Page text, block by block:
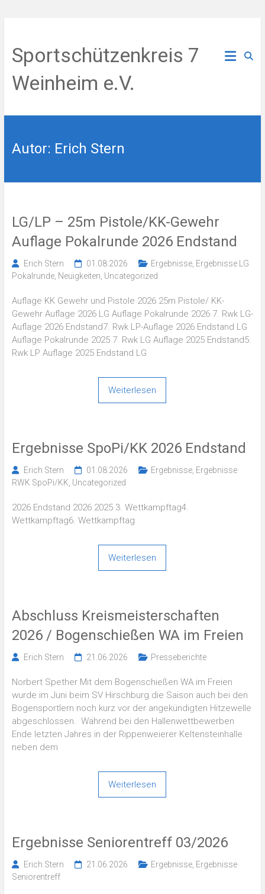
springen
Sportschützenkreis 7
Weinheim e.V.
Autor: Erich Stern
LG/LP – 25m Pistole/KK-Gewehr
Auflage Pokalrunde 2026 Endstand
Erich Stern 01.08.2026 Ergebnisse, Ergebnisse LG
Pokalrunde, Neuigkeiten Uncategorized
Auflage KK Gewehr und Pistole 2026 25m Pistole/ KK-
Gewehr Auflage 2026 LG Auflage Pokalrunde 2026 7. Rwk LG-
Auflage 2026 Endstand7. Rwk LP-Auflage 2026 Endstand LG
Auflage Pokalrunde 2025 7. Rwk LG Auflage 2025 Endstand5.
Rwk LP Auflage 2025 Endstand LG
Weiterlesen
Ergebnisse SpoPi/KK 2026 Endstand
Erich Stern 01.08.2026 Ergebnisse, Ergebnisse
RWK SpoPi/KK Uncategorized
2026 Endstand 2026 2025 3. Wettkampftag4.
Wettkampftag6. Wettkampftag
Weiterlesen
Abschluss Kreismeisterschaften
2026 / Bogenschießen WA im Freien
Erich Stern 21.06.2026 Presseberichte
Norbert Spether Mit dem Bogenschießen WA im Freien
wurde im Juni beim SV Hirschburg die Saison auch bei den
Bogensportlern noch kurz vor der angekündigten Hitzewelle
abgeschlossen. Während bei den Hallenwettbewerben
Ende letzten Jahres in der Rippenweierer Keltensteinhalle
neben dem
Weiterlesen
Ergebnisse Seniorentreff 03/2026
Erich Stern 21.06.2026 Ergebnisse, Ergebnisse
Seniorentreff